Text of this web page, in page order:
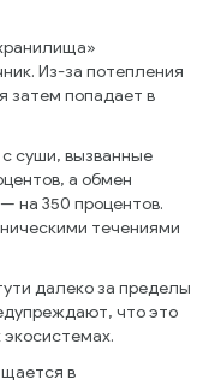
Из-за потепления
затем попадает в
суши, вызванные
а обмен
на 350 процентов.
течениями
далеко за пределы
что это
в